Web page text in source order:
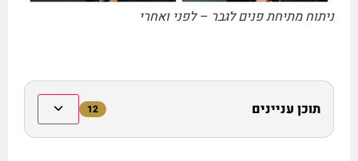
ניתוח מתיחת פנים לגבר – לפני ואחרי
תוכן עניינים 12